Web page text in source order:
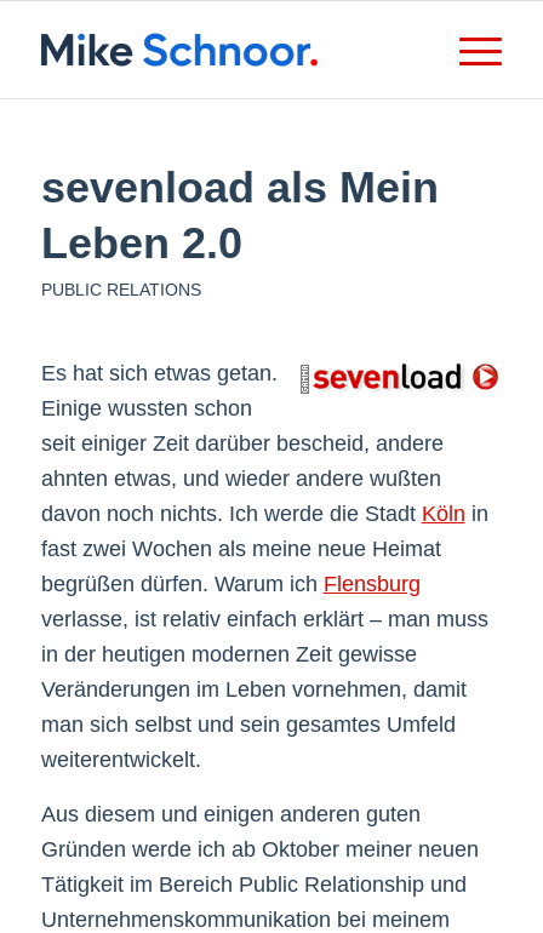
sevenload als Mein
Leben 2.0
PUBLIC RELATIONS
Es hat sich etwas getan.
Einige wussten schon
seit einiger Zeit darüber bescheid, andere
ahnten etwas, und wieder andere wußten
davon noch nichts. Ich werde die Stadt Köln in
fast zwei Wochen als meine neue Heimat
begrüßen dürfen. Warum ich Flensburg
verlasse, ist relativ einfach erklärt – man muss
in der heutigen modernen Zeit gewisse
Veränderungen im Leben vornehmen, damit
man sich selbst und sein gesamtes Umfeld
weiterentwickelt.
Aus diesem und einigen anderen guten
Gründen werde ich ab Oktober meiner neuen
Tätigkeit im Bereich Public Relationship und
Unternehmenskommunikation bei meinem